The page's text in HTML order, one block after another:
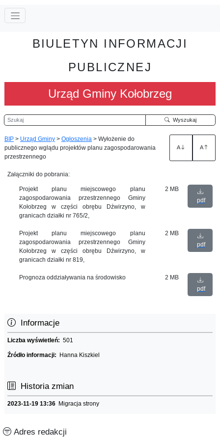
BIULETYN INFORMACJI
PUBLICZNEJ
Urząd Gminy Kołobrzeg
Szukaj Wyszukaj
BIP > Urząd Gminy > Ogłoszenia > Wyłożenie do
publicznego wglądu projektów planu zagospodarowania
przestrzennego
A A
Załączniki do pobrania:
Projekt planu miejscowego planu
zagospodarowania przestrzennego Gminy
Kołobrzeg w części obrębu Dźwirzyno, w
granicach działki nr 765/2,
2 MB
pdf
Projekt planu miejscowego planu
zagospodarowania przestrzennego Gminy
Kołobrzeg w części obrębu Dźwirzyno, w
granicach działki nr 819,
2 MB
pdf
Prognoza oddziaływania na środowisko
2 MB
pdf
Informacje
Liczba wyświetleń: 501
Źródło informacji: Hanna Kiszkiel
Historia zmian
2023-11-19 13:36 Migracja strony
Adres redakcji